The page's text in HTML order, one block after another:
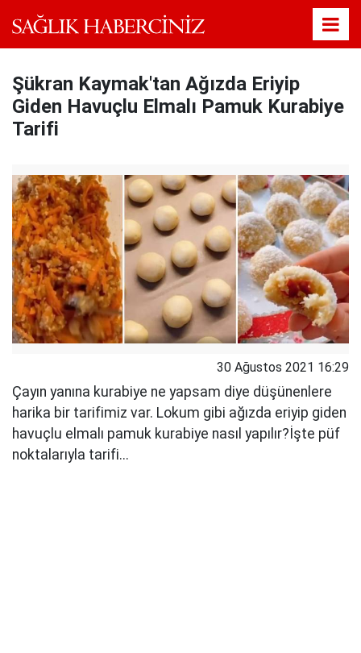
Şükran Kaymak'tan Ağızda Eriyip
Giden Havuçlu Elmalı Pamuk Kurabiye
Tarifi
30 Ağustos 2021 16:29
Çayın yanına kurabiye ne yapsam diye düşünenlere
harika bir tarifimiz var. Lokum gibi ağızda eriyip giden
havuçlu elmalı pamuk kurabiye nasıl yapılır?İşte püf
noktalarıyla tarifi...